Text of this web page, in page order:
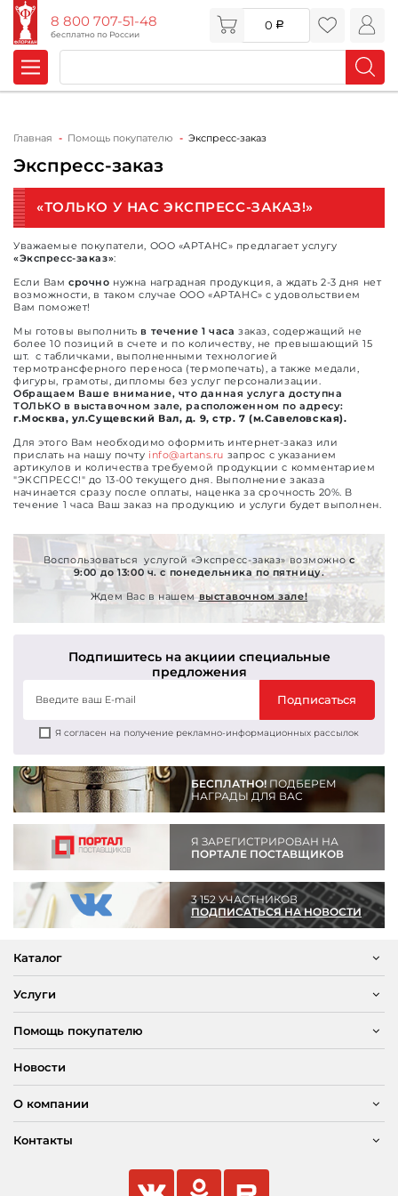
8 800 707-51-48
бесплатно по России
0
Главная Помощь покупателю Экспресс-заказ
Экспресс-заказ
«ТОЛЬКО У НАС ЭКСПРЕСС-ЗАКАЗ!»
Уважаемые покупатели, ООО «АРТАНС» предлагает услугу
«Экспресс-заказ»:
Если Вамсрочно нужна наградная продукция, а ждать 2-3 дня нет
возможности, в таком случае ООО «АРТАНС» с удовольствием
Вам поможет!
Мы готовы выполнить в течение 1 часа заказ, содержащий не
более 10 позиций в счете и по количеству, не превышающий 15
шт. с табличками, выполненными технологией
термотрансферного переноса (термопечать), а также медали,
фигуры, грамоты, дипломы без услуг персонализации.
Обращаем Ваше внимание, что данная услуга доступна
ТОЛЬКО в выставочном зале, расположенном по адресу:
г.Москва, ул.Сущевский Вал, д. 9, стр. 7 (м.Савеловская).
Для этого Вам необходимо оформить интернет-заказ или
прислать на нашу почту info@artans.ru запрос с указанием
артикулов и количества требуемой продукции с комментарием
"ЭКСПРЕСС!" до 13-00 текущего дня. Выполнение заказа
начинается сразу после оплаты, наценка за срочность 20%. В
течение 1 часа Ваш заказ на продукцию и услуги будет выполнен.
Воспользоваться услугой «Экспресс-заказ» возможно с
9:00 до 13:00 ч. с понедельника по пятницу.
Ждем Вас в нашемвыставочном зале!
Подпишитесь на акциии специальные
предложения
Подписаться
Я согласен на получение рекламно-информационных рассылок
БЕСПЛАТНО!ПОДБЕРЕМ
НАГРАДЫ ДЛЯ ВАС
Я ЗАРЕГИСТРИРОВАН НА
ПОРТАЛЕ ПОСТАВЩИКОВ
3 152 УЧАСТНИКОВ
ПОДПИСАТЬСЯ НА НОВОСТИ
Каталог
Услуги
Помощь покупателю
Новости
О компании
Контакты